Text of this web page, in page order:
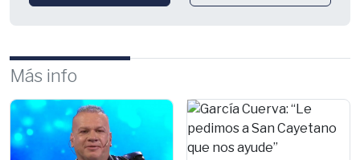
Más info